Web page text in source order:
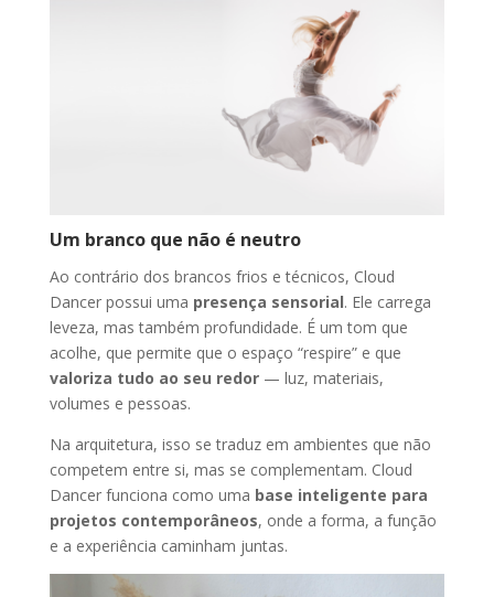
Um branco que não é neutro
Ao contrário dos brancos frios e técnicos, Cloud
Dancer possui uma presença sensorial. Ele carrega
leveza, mas também profundidade. É um tom que
acolhe, que permite que o espaço “respire” e que
valoriza tudo ao seu redor— luz, materiais,
volumes e pessoas.
Na arquitetura, isso se traduz em ambientes que não
competem entre si, mas se complementam. Cloud
Dancer funciona como uma base inteligente para
projetos contemporâneos, onde a forma, a função
e a experiência caminham juntas.